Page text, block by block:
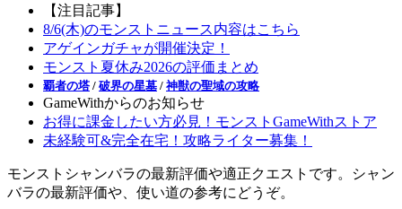
【注目記事】
8/6(木)のモンストニュース内容はこちら
アゲインガチャが開催決定！
モンスト夏休み2026の評価まとめ
覇者の塔 / 破界の星墓 / 神獣の聖域の攻略
GameWithからのお知らせ
お得に課金したい方必見！モンストGameWithストア
未経験可&完全在宅！攻略ライター募集！
モンストシャンバラの最新評価や適正クエストです。シャン
バラの最新評価や、使い道の参考にどうぞ。